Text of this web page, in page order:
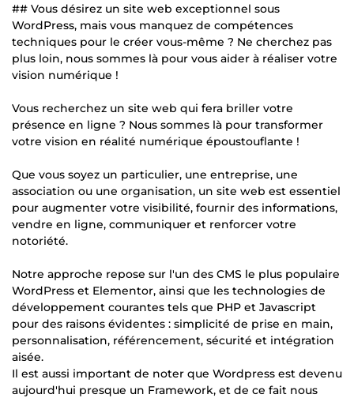
## Vous désirez un site web exceptionnel sous
WordPress, mais vous manquez de compétences
techniques pour le créer vous-même ? Ne cherchez pas
plus loin, nous sommes là pour vous aider à réaliser votre
vision numérique !
Vous recherchez un site web qui fera briller votre
présence en ligne ? Nous sommes là pour transformer
votre vision en réalité numérique époustouflante !
Que vous soyez un particulier, une entreprise, une
association ou une organisation, un site web est essentiel
pour augmenter votre visibilité, fournir des informations,
vendre en ligne, communiquer et renforcer votre
notoriété.
Notre approche repose sur l'un des CMS le plus populaire
WordPress et Elementor, ainsi que les technologies de
développement courantes tels que PHP et Javascript
pour des raisons évidentes : simplicité de prise en main,
personnalisation, référencement, sécurité et intégration
aisée.
Il est aussi important de noter que Wordpress est devenu
aujourd'hui presque un Framework, et de ce fait nous